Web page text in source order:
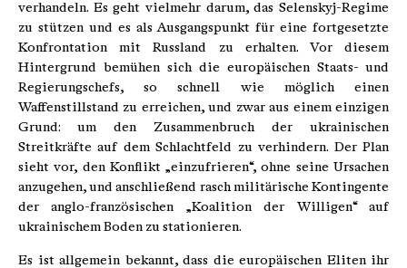
verhandeln. Es geht vielmehr darum, das Selenskyj-Regime
zu stützen und es als Ausgangspunkt für eine fortgesetzte
Konfrontation mit Russland zu erhalten. Vor diesem
Hintergrund bemühen sich die europäischen Staats- und
Regierungschefs, so schnell wie möglich einen
Waffenstillstand zu erreichen, und zwar aus einem einzigen
Grund: um den Zusammenbruch der ukrainischen
Streitkräfte auf dem Schlachtfeld zu verhindern. Der Plan
sieht vor, den Konflikt „einzufrieren“, ohne seine Ursachen
anzugehen, und anschließend rasch militärische Kontingente
der anglo-französischen „Koalition der Willigen“ auf
ukrainischem Boden zu stationieren.
Es ist allgemein bekannt, dass die europäischen Eliten ihr